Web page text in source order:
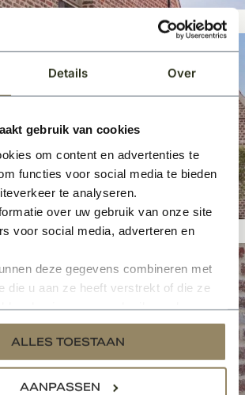
Details Over
gebruik van cookies
om content en advertenties te
functies voor social media te bieden
te analyseren.
over uw gebruik van onze site
voor social media, adverteren en
deze gegevens combineren met
die u aan ze heeft verstrekt of die ze
ALLES TOESTAAN
AANPASSEN